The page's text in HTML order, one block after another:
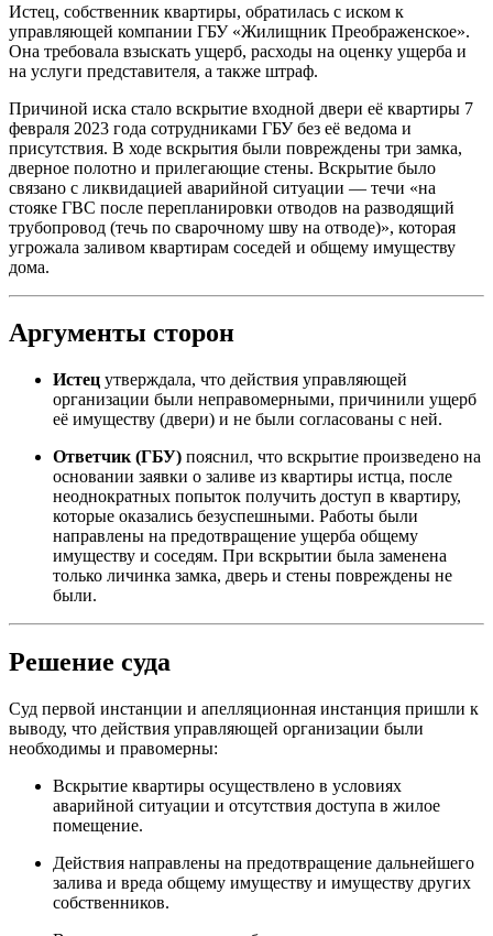
Истец, собственник квартиры, обратилась с иском к
управляющей компании ГБУ «Жилищник Преображенское».
Она требовала взыскать ущерб, расходы на оценку ущерба и
на услуги представителя, а также штраф.
Причиной иска стало вскрытие входной двери её квартиры 7
февраля 2023 года сотрудниками ГБУ без её ведома и
присутствия. В ходе вскрытия были повреждены три замка,
дверное полотно и прилегающие стены. Вскрытие было
связано с ликвидацией аварийной ситуации — течи «на
стояке ГВС после перепланировки отводов на разводящий
трубопровод (течь по сварочному шву на отводе)», которая
угрожала заливом квартирам соседей и общему имуществу
дома.
Аргументы сторон
Истец утверждала, что действия управляющей
организации были неправомерными, причинили ущерб
её имуществу (двери) и не были согласованы с ней.
Ответчик (ГБУ) пояснил, что вскрытие произведено на
основании заявки о заливе из квартиры истца, после
неоднократных попыток получить доступ в квартиру,
которые оказались безуспешными. Работы были
направлены на предотвращение ущерба общему
имуществу и соседям. При вскрытии была заменена
только личинка замка, дверь и стены повреждены не
были.
Решение суда
Суд первой инстанции и апелляционная инстанция пришли к
выводу, что действия управляющей организации были
необходимы и правомерны:
Вскрытие квартиры осуществлено в условиях
аварийной ситуации и отсутствия доступа в жилое
помещение.
Действия направлены на предотвращение дальнейшего
залива и вреда общему имуществу и имуществу других
собственников.